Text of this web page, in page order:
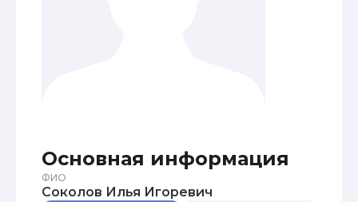
Основная информация
ФИО
Соколов Илья Игоревич